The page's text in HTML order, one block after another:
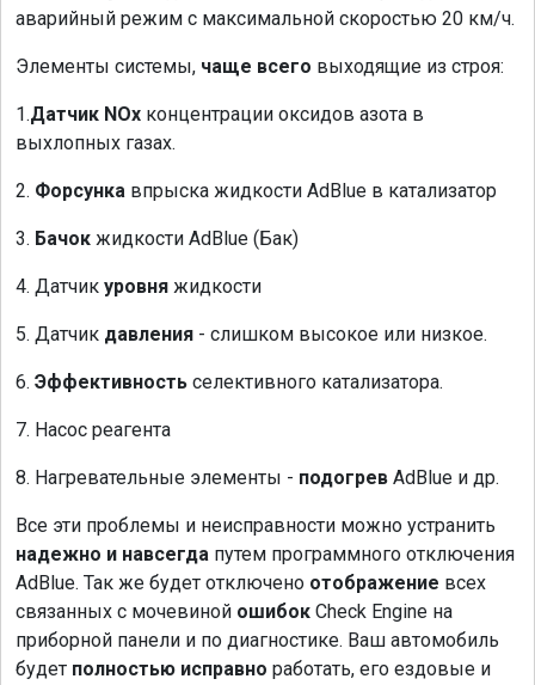
аварийный режим с максимальной скоростью 20 км/ч.
Элементы системы, чаще всего выходящие из строя:
1.Датчик NOx концентрации оксидов азота в
выхлопных газах.
2. Форсунка впрыска жидкости AdBlue в катализатор
3. Бачок жидкости AdBlue (Бак)
4. Датчик уровня жидкости
5. Датчик давления - слишком высокое или низкое.
6. Эффективность селективного катализатора.
7. Насос реагента
8. Нагревательные элементы - подогрев AdBlue и др.
Все эти проблемы и неисправности можно устранить
надежно и навсегда путем программного отключения
AdBlue. Так же будет отключено отображение всех
связанных с мочевиной ошибок Check Engine на
приборной панели и по диагностике. Ваш автомобиль
будет полностью исправно работать, его ездовые и